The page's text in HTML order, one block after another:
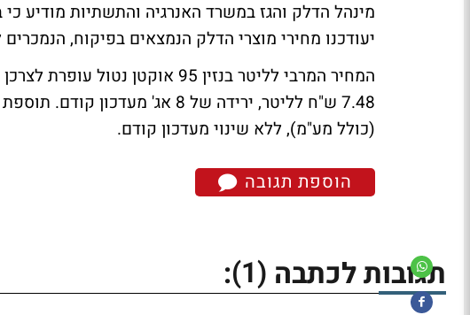
יעודכנו מחירי מוצרי הדלק הנמצאים בפיקוח,
המחיר המרבי לליטר בנזין 95
(כולל מע"מ), ללא שינוי מעדכון קודם.
הוספת תגובה
תגובות לכתבה (1)
: